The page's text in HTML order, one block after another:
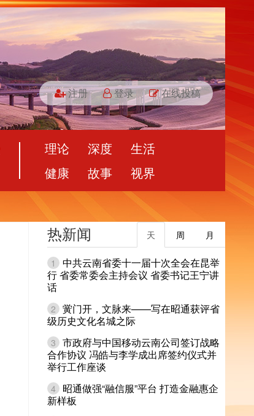
注册 登录 在线投稿
理论 深度
生活
健康
故事 视界
热新闻 月
周
天
1
中共云南省委十一届十次全会在昆举
行 省委常委会主持会议 省委书记王宁讲
话
2 黉门开，文脉来——写在昭通获评省
级历史文化名城之际
3 市政府与中国移动云南公司签订战略
合作协议 冯皓与李学成出席签约仪式并
举行工作座谈
4
昭通做强“融信服”平台 打造金融惠企
新样板